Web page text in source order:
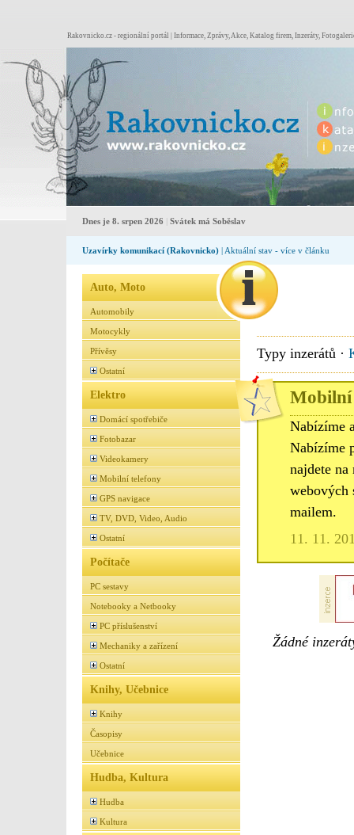
Rakovnicko.cz - regionální portál | Informace, Zprávy, Akce, Katalog firem, Inzeráty,
Dnes je 8. srpen 2026 Svátek má Soběslav
Uzavírky komunikací (Rakovnicko) | Aktuální stav - více v článku
Auto, Moto
Automobily
Motocykly
Přívěsy
Ostatní
Elektro
Domácí spotřebiče
Fotobazar
Videokamery
Mobilní telefony
GPS navigace
TV, DVD, Video, Audio
Ostatní
Počítače
PC sestavy
Notebooky a Netbooky
PC příslušenství
Mechaniky a zařízení
Ostatní
Knihy, Učebnice
Knihy
Časopisy
Učebnice
Hudba, Kultura
Hudba
Kultura
Typy inzerátů ·
Mobilní
Nabízíme
Nabízíme
najdete na
webových
mailem.
11. 11.
Žádné